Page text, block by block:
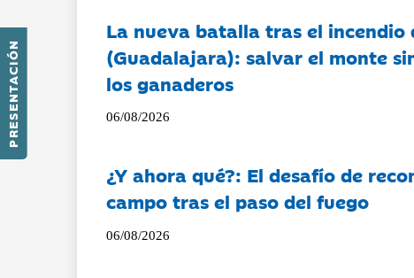
PRESENTACIÓN
La nueva batalla tras el incendio
(Guadalajara): salvar el monte
los ganaderos
06/08/2026
¿Y ahora qué?: El desafío de
campo tras el paso del fuego
06/08/2026